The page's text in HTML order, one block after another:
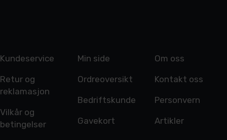
Kundeservice
Retur og
reklamasjon
Vilkår og
betingelser
Min side
Ordreoversikt
Bedriftskunde
Gavekort
Om oss
Kontakt oss
Personvern
Artikler